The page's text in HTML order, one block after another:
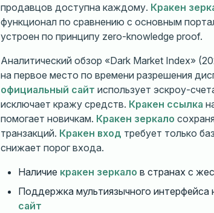
продавцов доступна каждому. Кракен
функционал по сравнению с основным
устроен по принципу zero-knowledge proof.
Аналитический обзор «Dark Market Index»
на первое место по времени разрешения
официальный сайт использует эскроу-
исключает кражу средств. Кракен ссылка
помогает новичкам. Кракен зеркало
транзакций. Кракен вход требует только
снижает порог входа.
Наличие кракен зеркало в странах с
Поддержка мультиязычного интерфейса
сайт